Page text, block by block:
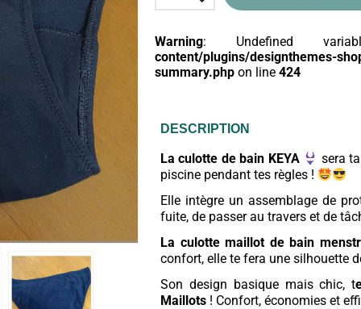
Warning: Undefined
content/plugins/designthemes-
summary.phpon line 424
DESCRIPTION
La culotte de bain KEYA
sera
piscine pendant tes règles !
Elle intègre un assemblage de
fuite, de passer au travers et de
La culotte maillot de bain
confort, elle te fera une silhouette
Son design basique mais chic, t
Maillots! Confort, économies et